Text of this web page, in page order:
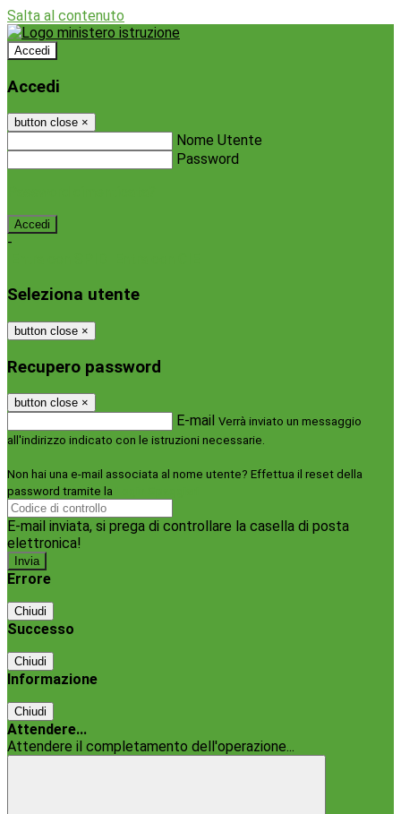
Salta al contenuto
Accedi
Accedi
button close ×
Nome Utente
Password
-
Seleziona utente
button close ×
Recupero password
button close ×
E-mail Verrà inviato un messaggio
all'indirizzo indicato con le istruzioni necessarie.
Non hai una e-mail associata al nome utente? Effettua il reset della
password tramite la
E-mail inviata, si prega di controllare la casella di posta
elettronica!
Errore
Chiudi
Successo
Chiudi
Informazione
Chiudi
Attendere...
Attendere il completamento dell'operazione...